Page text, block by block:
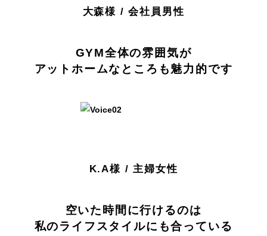
大森様 / 会社員男性
GYM全体の雰囲気が
アットホームなところも魅力的です
K.A様 / 主婦女性
空いた時間に行けるのは
私のライフスタイルにも合っている